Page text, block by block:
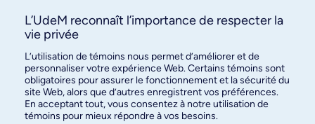
S’abonner
L’UdeM reconnaît l’importance de respecter la
vie privée
L’utilisation de témoins nous permet d’améliorer et de
personnaliser votre expérience Web. Certains témoins sont
obligatoires pour assurer le fonctionnement et la sécurité du
site Web, alors que d’autres enregistrent vos préférences.
En acceptant tout, vous consentez à notre utilisation de
témoins pour mieux répondre à vos besoins.